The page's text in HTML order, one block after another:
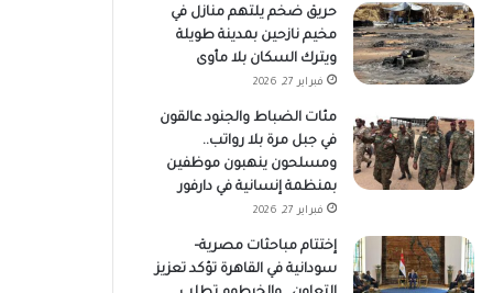
حريق ضخم يلتهم منازل في
مخيم نازحين بمدينة طويلة
ويترك السكان بلا مأوى
فبراير 27, 2026
مئات الضباط والجنود عالقون
في جبل مرة بلا رواتب..
ومسلحون ينهبون موظفين
بمنظمة إنسانية في دارفور
فبراير 27, 2026
إختتام مباحثات مصرية–
سودانية في القاهرة تؤكد تعزيز